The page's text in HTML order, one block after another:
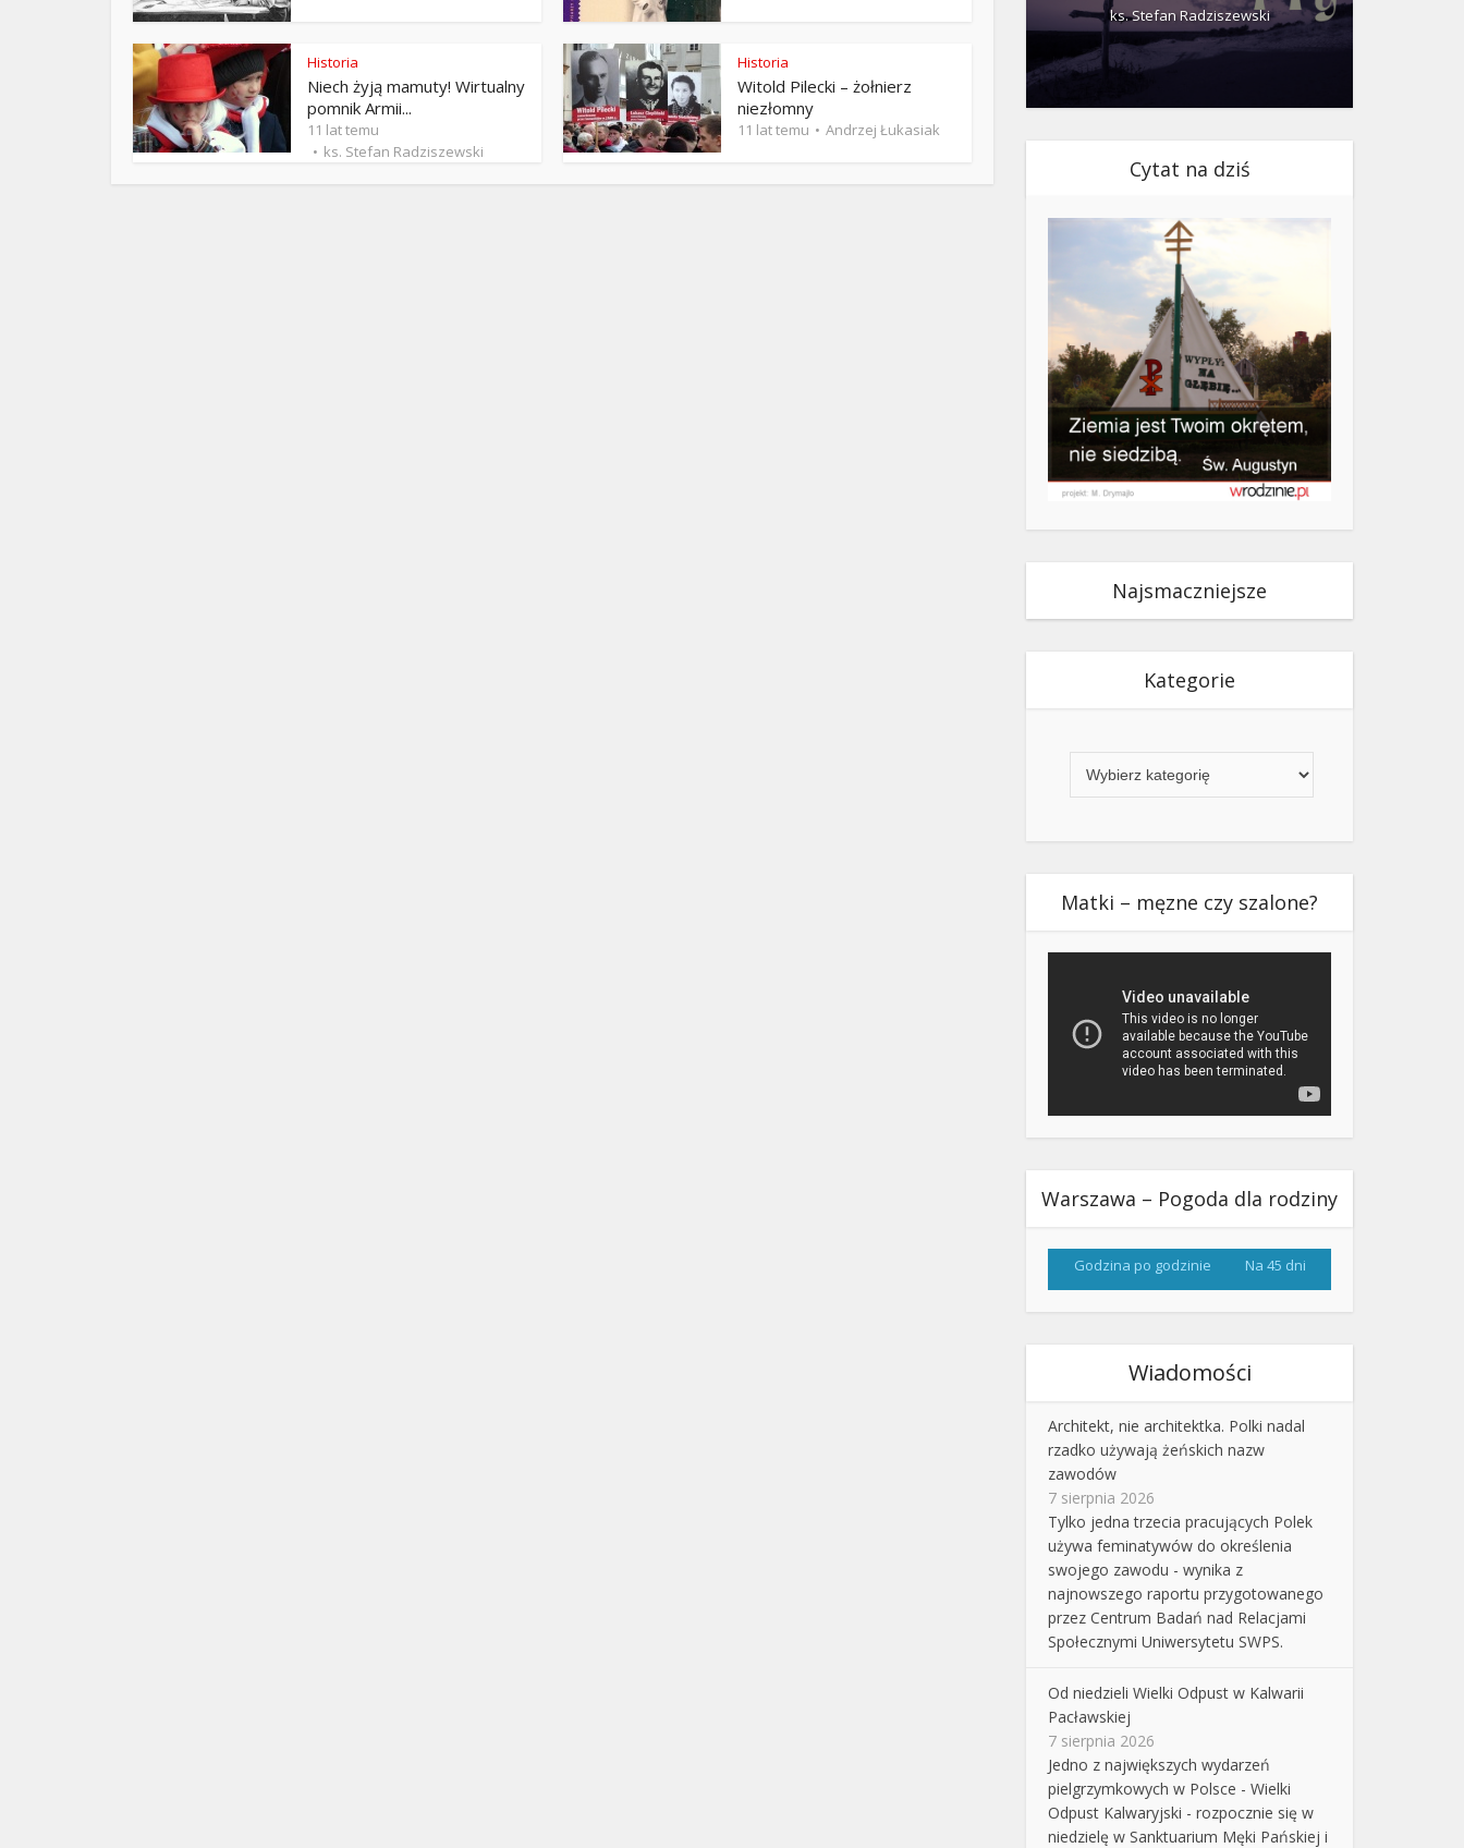
Historia
Niech żyją mamuty! Wirtualny
pomnik Armii...
11 lat temu
ks. Stefan Radziszewski
Historia
Witold Pilecki – żołnierz
niezłomny
11 lat temu Andrzej Łukasiak
ks. Stefan Radziszewski ks. Stefan Radziszewski
Cytat na dziś
Najsmaczniejsze
Kategorie
Matki – męzne czy szalone?
Warszawa – Pogoda dla rodziny
Godzina po godzinie Na 45 dni
Wiadomości
Architekt, nie architektka. Polki nadal
rzadko używają żeńskich nazw
zawodów
7 sierpnia 2026
Tylko jedna trzecia pracujących Polek
używa feminatywów do określenia
swojego zawodu - wynika z
najnowszego raportu przygotowanego
przez Centrum Badań nad Relacjami
Społecznymi Uniwersytetu SWPS.
Od niedzieli Wielki Odpust w Kalwarii
Pacławskiej
7 sierpnia 2026
Jedno z największych wydarzeń
pielgrzymkowych w Polsce - Wielki
Odpust Kalwaryjski - rozpocznie się w
niedzielę w Sanktuarium Męki Pańskiej i